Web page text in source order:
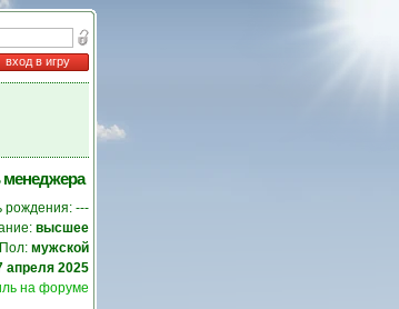
вход в игру
рождения: ---
высшее
Пол: мужской
апреля 2025
на форуме